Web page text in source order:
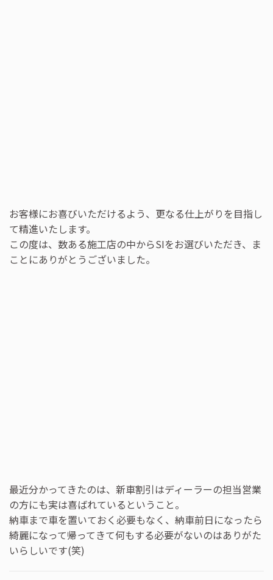
お客様にお喜びいただけるよう、更なる仕上がりを目指し
て精進いたします。
この度は、数ある施工店の中からSIをお選びいただき、ま
ことにありがとうございました。
最近分かってきたのは、新車割引はディーラーの担当営業
の方にも実は喜ばれているということ。
納車まで車を置いておく必要もなく、納車前日になったら
綺麗になって帰ってきて何もする必要がないのはありがた
いらしいです(笑)